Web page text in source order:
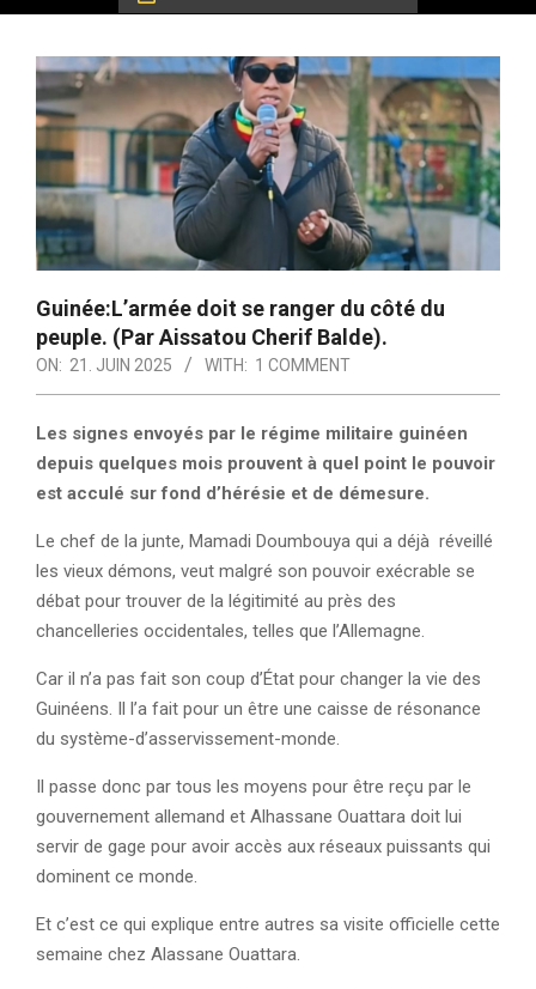
Guinée:L’armée doit se ranger du côté du
peuple. (Par Aissatou Cherif Balde).
ON: 21. JUIN 2025 WITH: 1 COMMENT
Les signes envoyés par le régime militaire guinéen
depuis quelques mois prouvent à quel point le pouvoir
est acculé sur fond d’hérésie et de démesure.
Le chef de la junte, Mamadi Doumbouya qui a déjà réveillé
les vieux démons, veut malgré son pouvoir exécrable se
débat pour trouver de la légitimité au près des
chancelleries occidentales, telles que l’Allemagne.
Car il n’a pas fait son coup d’État pour changer la vie des
Guinéens. Il l’a fait pour un être une caisse de résonance
du système-d’asservissement-monde.
Il passe donc par tous les moyens pour être reçu par le
gouvernement allemand et Alhassane Ouattara doit lui
servir de gage pour avoir accès aux réseaux puissants qui
dominent ce monde.
Et c’est ce qui explique entre autres sa visite officielle cette
semaine chez Alassane Ouattara.